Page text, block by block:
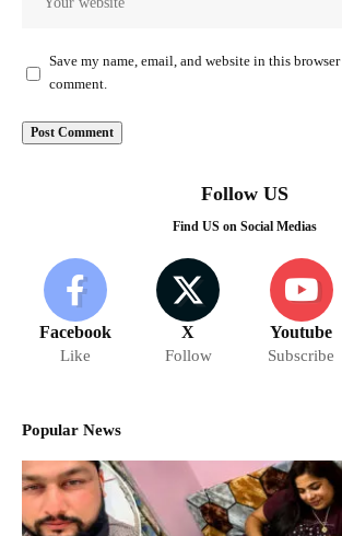
Save my name, email, and website in this
comment.
Follow US
Find US on Social Medias
Facebook
Like
X
Follow
Youtube
Subscribe
Popular News